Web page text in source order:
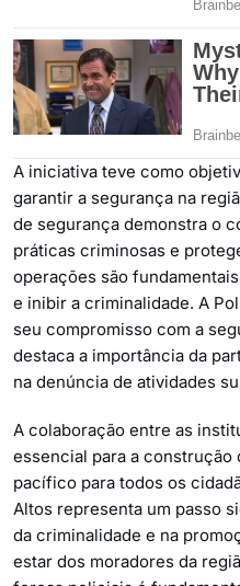
A iniciativa teve como
garantir a segurança na
de segurança demonstra o
práticas criminosas e
operações são
e inibir a criminalidade. A
seu compromisso com a
destaca a importância da
na denúncia de atividades
A colaboração entre as
essencial para a construção
pacífico para todos os
Altos representa um passo
da criminalidade e na
estar dos moradores da